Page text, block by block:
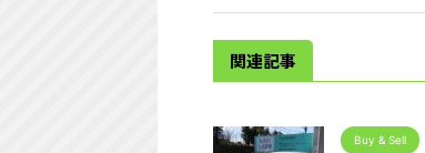
関連記事
Buy & Sell